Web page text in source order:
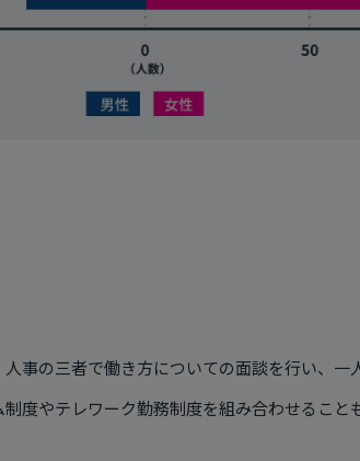
事の三者で働き方についての面談を行い、
度やテレワーク勤務制度を組み合わせるこ